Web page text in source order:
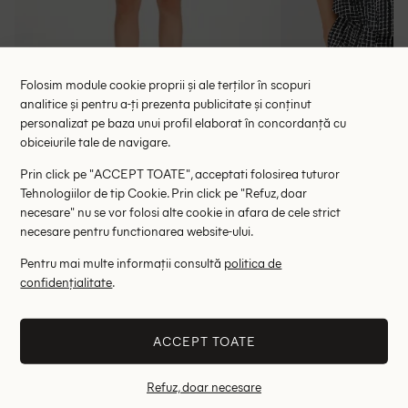
Bluza Gestuz, negru
97.00 lei 255.00 lei
XS-S M-L
- 57%
Folosim module cookie proprii și ale terților în scopuri
analitice și pentru a-ți prezenta publicitate și conținut
personalizat pe baza unui profil elaborat în concordanță cu
obiceiurile tale de navigare.
Prin click pe "ACCEPT TOATE", acceptati folosirea tuturor
Tehnologiilor de tip Cookie. Prin click pe "Refuz, doar
necesare" nu se vor folosi alte cookie in afara de cele strict
necesare pentru functionarea website-ului.
Pentru mai multe informații consultă politica de
confidențialitate.
ACCEPT TOATE
Refuz, doar necesare